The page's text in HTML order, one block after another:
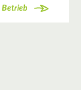
Betrieb